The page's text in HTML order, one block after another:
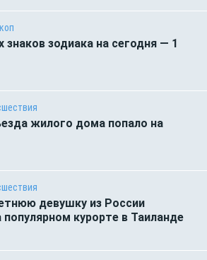
знаков зодиака на сегодня — 1
жилого дома попало на
девушку из России
курорте в Таиланде